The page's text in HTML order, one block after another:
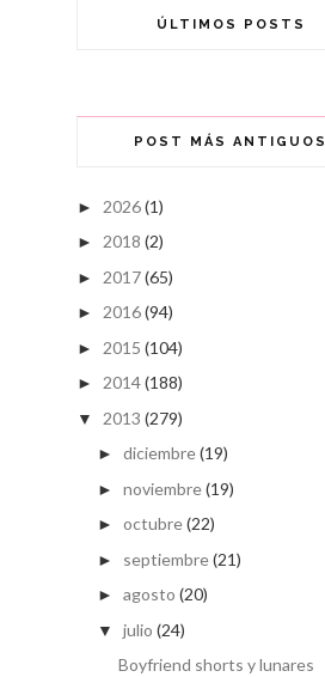
ÚLTIMOS POSTS
POST MÁS ANTIGUOS
► 2026(1)
► 2018 (2)
► 2017(65)
► 2016(94)
► 2015 (104)
► 2014(188)
▼ 2013 (279)
► diciembre(19)
► noviembre(19)
► octubre(22)
► septiembre(21)
► agosto (20)
▼ julio (24)
Boyfriend shorts y lunares